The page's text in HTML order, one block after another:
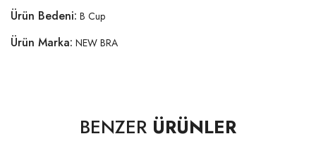
Ürün Bedeni: B Cup
Ürün Marka: NEW BRA
BENZER ÜRÜNLER